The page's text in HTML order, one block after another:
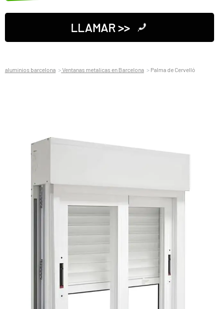
LLAMAR >>
aluminios barcelona Ventanas metalicas en Barcelona Palma de Cervelló